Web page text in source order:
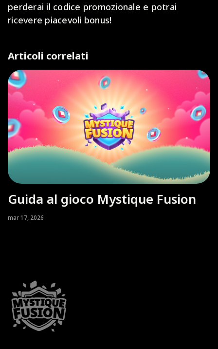
perderai il codice promozionale e potrai
ricevere piacevoli bonus!
Articoli correlati
Guida al gioco Mystique Fusion
mar 17, 2026